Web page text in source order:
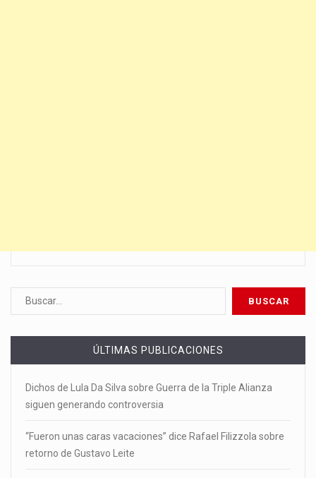
ÚLTIMAS PUBLICACIONES
Dichos de Lula Da Silva sobre Guerra de la Triple Alianza
siguen generando controversia
“Fueron unas caras vacaciones” dice Rafael Filizzola sobre
retorno de Gustavo Leite